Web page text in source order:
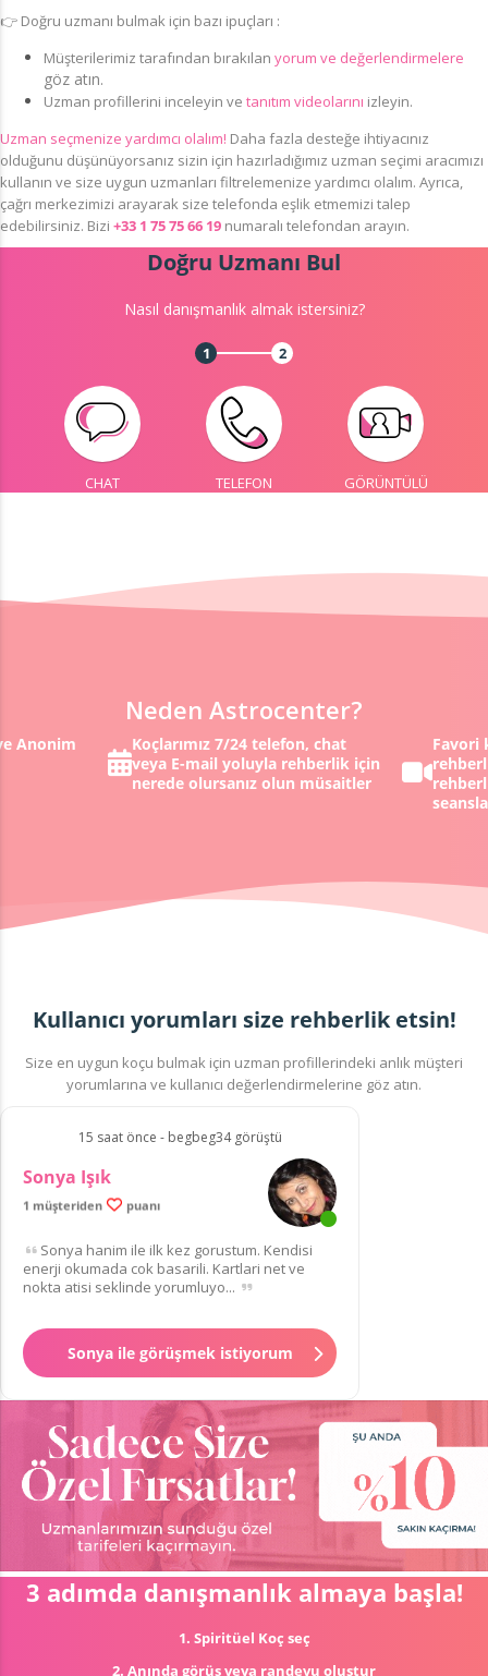
👉 Doğru uzmanı bulmak için bazı ipuçları :
Müşterilerimiz tarafından bırakılan yorum ve değerlendirmelere
göz atın.
Uzman profillerini inceleyin ve tanıtım videolarını izleyin.
Uzman seçmenize yardımcı olalım! Daha fazla desteğe ihtiyacınız
olduğunu düşünüyorsanız sizin için hazırladığımız uzman seçimi aracımızı
kullanın ve size uygun uzmanları filtrelemenize yardımcı olalım. Ayrıca,
çağrı merkezimizi arayarak size telefonda eşlik etmemizi talep
edebilirsiniz. Bizi +33 1 75 75 66 19 numaralı telefondan arayın.
Doğru Uzmanı Bul
Nasıl danışmanlık almak istersiniz?
1 2
CHAT TELEFON GÖRÜNTÜLÜ
Neden Astrocenter?
Anonim
Koçlarımız 7/24 telefon, chat
veya E-mail yoluyla rehberlik için
nerede olursanız olun müsaitler
Favori
Kullanıcı yorumları size rehberlik etsin!
Size en uygun koçu bulmak için uzman profillerindeki anlık müşteri
yorumlarına ve kullanıcı değerlendirmelerine göz atın.
15 saat önce - begbeg34 görüştü
Sonya Işık
1 müşteriden puanı
Sonya hanim ile ilk kez gorustum. Kendisi
enerji okumada cok basarili. Kartlari net ve
nokta atisi seklinde yorumluyo...
Sonya ile görüşmek istiyorum
3 adımda danışmanlık almaya başla!
1. Spiritüel Koç seç
2. Anında görüş veya randevu oluştur